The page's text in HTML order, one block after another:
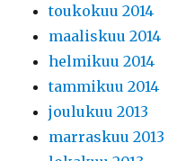
toukokuu 2014
maaliskuu 2014
helmikuu 2014
tammikuu 2014
joulukuu 2013
marraskuu 2013